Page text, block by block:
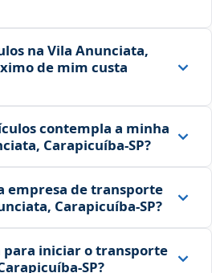
na Vila Anunciata,
de mim custa
contempla a minha
Carapicuíba‑SP?
empresa de transporte
Carapicuíba‑SP?
para iniciar o transporte